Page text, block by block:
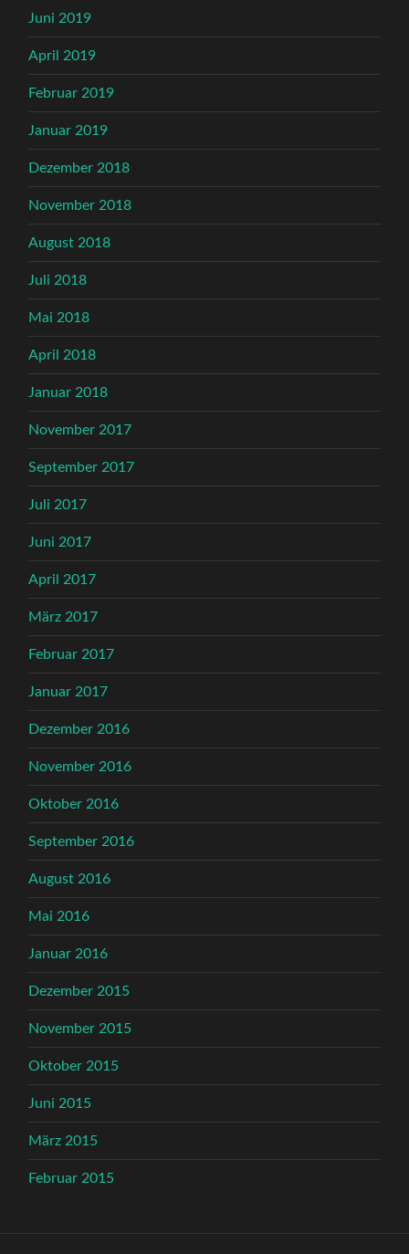
Juni 2019
April 2019
Februar 2019
Januar 2019
Dezember 2018
November 2018
August 2018
Juli 2018
Mai 2018
April 2018
Januar 2018
November 2017
September 2017
Juli 2017
Juni 2017
April 2017
März 2017
Februar 2017
Januar 2017
Dezember 2016
November 2016
Oktober 2016
September 2016
August 2016
Mai 2016
Januar 2016
Dezember 2015
November 2015
Oktober 2015
Juni 2015
März 2015
Februar 2015